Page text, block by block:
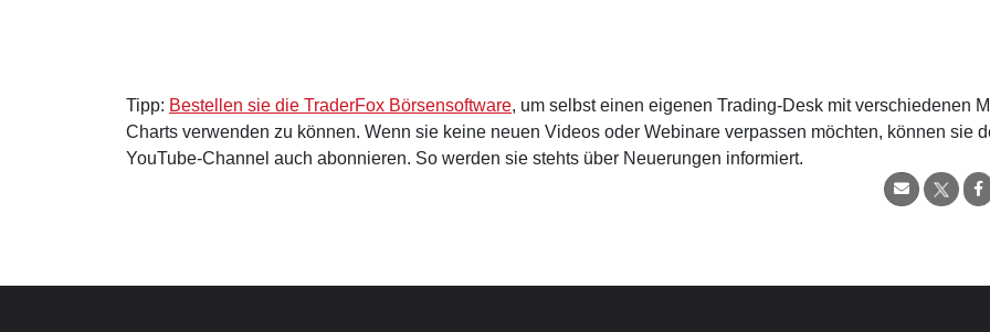
Tipp: Bestellen sie die TraderFox Börsensoftware, um selbst einen eigenen Trading-Desk mit verschiedenen
Charts verwenden zu können. Wenn sie keine neuen Videos oder Webinare verpassen möchten, können sie
YouTube-Channel auch abonnieren. So werden sie stehts über Neuerungen informiert.